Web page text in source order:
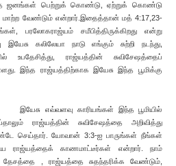
ஜனங்கள் பெற்றுக் கொண்டு, ஏற்றுக் கொண்டு
மாற்ற வேண்டும் என்றார்.இதைத்தான் மத் 4:17,23-
பரலோகராஜ்யம் சமீபித்திருக்கிறது என்று
கலிலேயா நாடு எங்கும் சுற்றி நடந்து,
ராஜ்யத்தின் சுவிசேஷத்தைப்
இந்த ராஜ்யத்திற்காக இயேசு இந்த பூமிக்கு
இயேசு எவ்வளவு காரியங்கள் இந்த பூமியில்
ராஜ்யத்தின் சுவிசேஷத்தை அறிவித்து
செய்தார். யோவான் 3:3-ஐ பாருங்கள் நீங்கள்
ராஜ்யத்தைக் காணமாட்டீர்கள் என்றார். நாம்
தேசத்தை , ராஜ்யத்தை சுதந்தரிக்க வேண்டும்,